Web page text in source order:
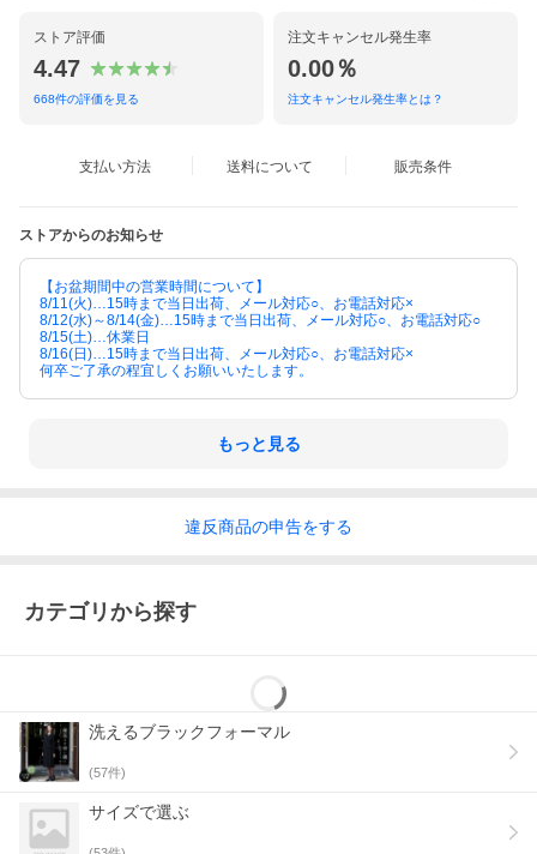
ストア評価
4.47
668件の評価を見る
注文キャンセル発生率
0.00％
注文キャンセル発生率とは？
支払い方法 送料について 販売条件
ストアからのお知らせ
【お盆期間中の営業時間について】
8/11(火)…15時まで当日出荷、メール対応○、お電話対応×
8/12(水)～8/14(金)…15時まで当日出荷、メール対応○、お電話対応○
8/15(土)…休業日
8/16(日)…15時まで当日出荷、メール対応○、お電話対応×
何卒ご了承の程宜しくお願いいたします。
もっと見る
違反商品の申告をする
カテゴリから探す
洗えるブラックフォーマル
(57件)
サイズで選ぶ